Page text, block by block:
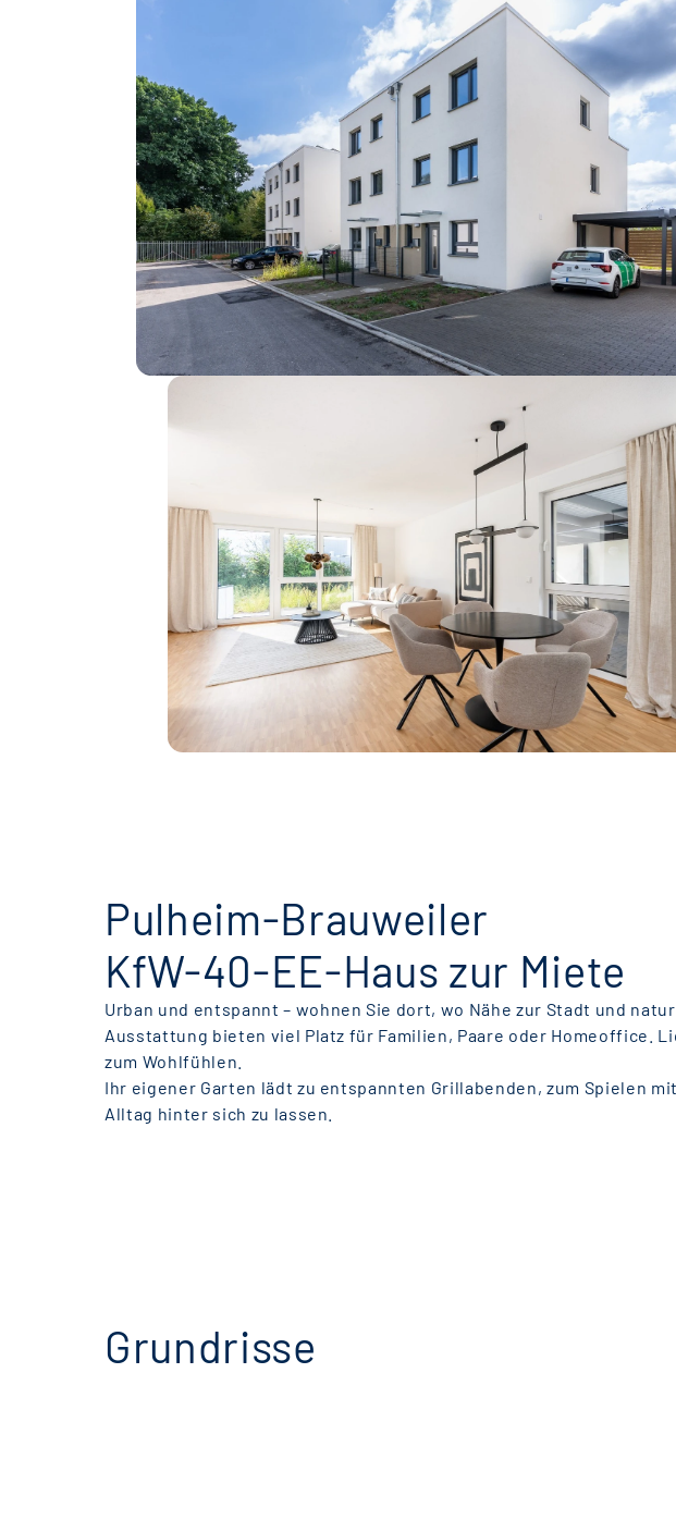
Pulheim-Brauweiler
KfW-40-EE-Haus zur Miete
Urban und entspannt – wohnen Sie dort, wo Nähe zur Stadt und
Ausstattung bieten viel Platz für Familien, Paare oder Homeoffice.
zum Wohlfühlen.
Ihr eigener Garten lädt zu entspannten Grillabenden, zum Spielen
Alltag hinter sich zu lassen.
Grundrisse